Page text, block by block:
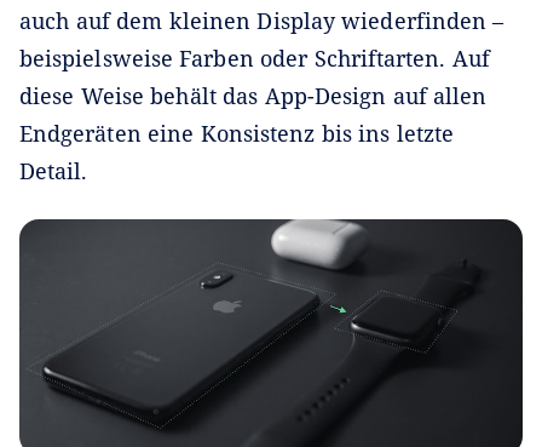
auch auf dem kleinen Display wiederfinden –
beispielsweise Farben oder Schriftarten. Auf
diese Weise behält das App-Design auf allen
Endgeräten eine Konsistenz bis ins letzte
Detail.